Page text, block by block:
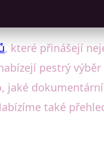
, které přinášejí
pestrý
jaké
také